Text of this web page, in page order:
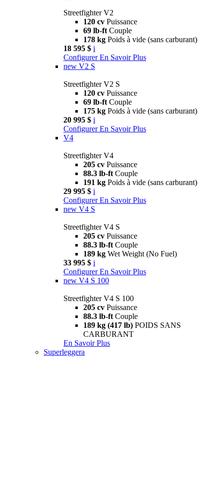
Streetfighter V2
120 cv Puissance
69 lb-ft Couple
178 kg Poids à vide (sans carburant)
18 595 $ i
Configurer En Savoir Plus
new V2 S
Streetfighter V2 S
120 cv Puissance
69 lb-ft Couple
175 kg Poids à vide (sans carburant)
20 995 $ i
Configurer En Savoir Plus
V4
Streetfighter V4
205 cv Puissance
88.3 lb-ft Couple
191 kg Poids à vide (sans carburant)
29 995 $ i
Configurer En Savoir Plus
new V4 S
Streetfighter V4 S
205 cv Puissance
88.3 lb-ft Couple
189 kg Wet Weight (No Fuel)
33 995 $ i
Configurer En Savoir Plus
new V4 S 100
Streetfighter V4 S 100
205 cv Puissance
88.3 lb-ft Couple
189 kg (417 lb) POIDS SANS
CARBURANT
En Savoir Plus
Superleggera